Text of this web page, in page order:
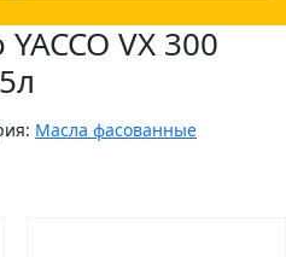
VX 300
Масла фасованные